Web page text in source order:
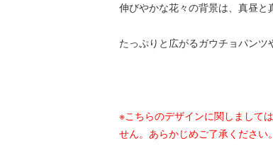
伸びやかな花々の背景は、真昼と
たっぷりと広がるガウチョパンツ
※こちらのデザインに関しまして
せん。あらかじめご了承ください。